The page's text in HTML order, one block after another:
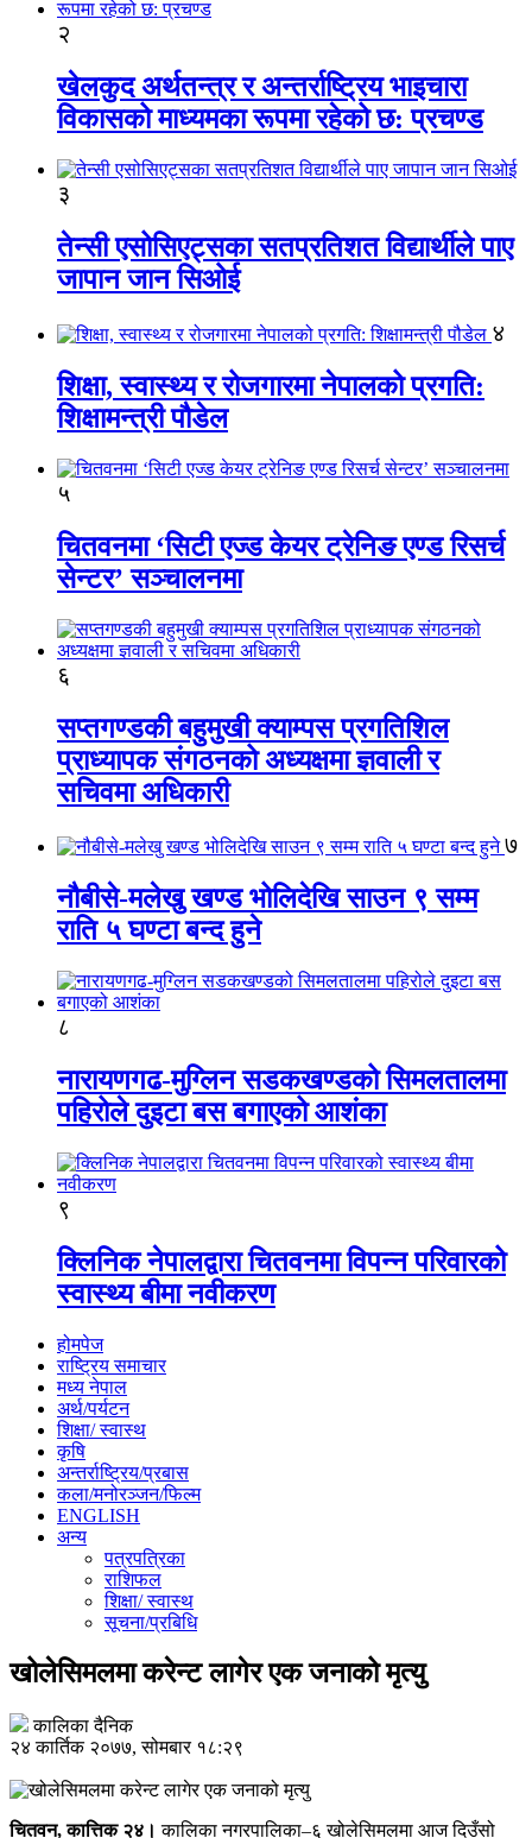
२
खेलकुद अर्थतन्त्र र अन्तर्राष्ट्रिय भाइचारा
विकासको माध्यमका रूपमा रहेको छ: प्रचण्ड
३
तेन्सी एसोसिएट्सका सतप्रतिशत विद्यार्थीले पाए
जापान जान सिओई
४
शिक्षा, स्वास्थ्य र रोजगारमा नेपालको प्रगति:
शिक्षामन्त्री पौडेल
५
चितवनमा ‘सिटी एज्ड केयर ट्रेनिङ एण्ड रिसर्च
सेन्टर’ सञ्चालनमा
६
सप्तगण्डकी बहुमुखी क्याम्पस प्रगतिशिल
प्राध्यापक संगठनको अध्यक्षमा ज्ञवाली र
सचिवमा अधिकारी
७
नौबीसे-मलेखु खण्ड भोलिदेखि साउन ९ सम्म
राति ५ घण्टा बन्द हुने
८
नारायणगढ-मुग्लिन सडकखण्डको सिमलतालमा
पहिरोले दुइटा बस बगाएको आशंका
९
क्लिनिक नेपालद्वारा चितवनमा विपन्न परिवारको
स्वास्थ्य बीमा नवीकरण
होमपेज
राष्ट्रिय समाचार
मध्य नेपाल
अर्थ/पर्यटन
शिक्षा/ स्वास्थ
कृषि
अन्तर्राष्ट्रिय/प्रबास
कला/मनोरञ्जन/फिल्म
ENGLISH
अन्य
पत्रपत्रिका
राशिफल
शिक्षा/ स्वास्थ
सूचना/प्रबिधि
खोलेसिमलमा करेन्ट लागेर एक जनाको मृत्यु
कालिका दैनिक
२४ कार्तिक २०७७, सोमबार १८:२९
चितवन, कात्तिक २४।कालिका नगरपालिका–६ खोलेसिमलमा आज दिउँसो